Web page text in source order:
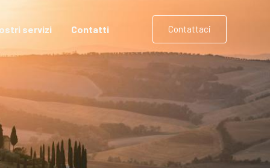
servizi Contatti Contattaci